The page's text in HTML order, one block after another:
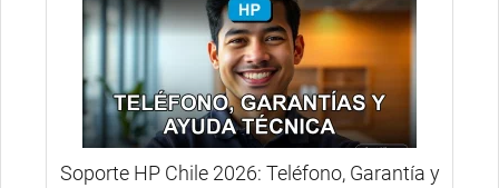
Soporte HP Chile 2026: Teléfono, Garantía y